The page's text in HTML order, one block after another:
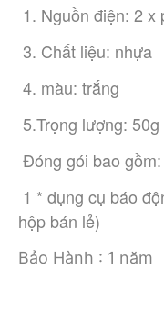
1. Nguồn điện: 2 x
3. Chất liệu: nhựa
4. màu: trắng
5.Trọng lượng: 50g
Đóng gói bao gồm:
hộp bán lẻ)
Bảo Hành : 1 năm